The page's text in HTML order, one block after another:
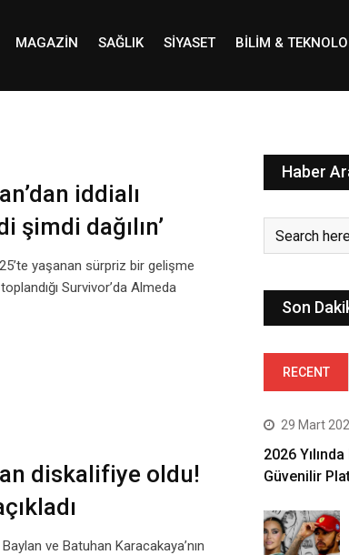
MAGAZIN SAĞLIK SIYASET BILIM &
iddialı
şimdi dağılın’
yaşanan sürpriz bir gelişme
Survivor’da Almeda
diskalifiye oldu!
ve Batuhan Karacakaya’nın
Haber
Son
RECENT
29 Mart
2026
Güvenilir